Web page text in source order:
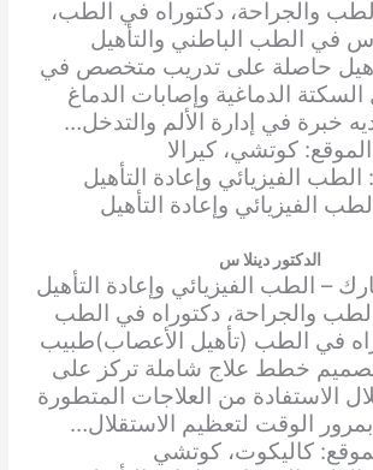
والجراحة، دكتوراه في الطب،
في الطب الباطني والتأهيل
حاصلة على تدريب متخصص في
السكتة الدماغية وإصابات الدماغ
خبرة في إدارة الألم والتدخل…
الموقع: كوتشي، كيرالا
الفيزيائي وإعادة التأهيل
الفيزيائي وإعادة التأهيل
الدكتور دينلا س
– الطب الفيزيائي وإعادة التأهيل
والجراحة، دكتوراه في الطب
طبيب
خطط علاج شاملة تركز على
الاستفادة من العلاجات المتطورة
بمرور الوقت لتعظيم الاستقلال…
كاليكوت، كوتشي